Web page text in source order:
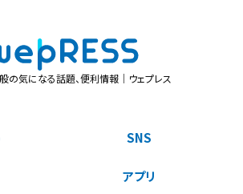
の気になる話題、便利情報｜ウェプレス
SNS
アプリ